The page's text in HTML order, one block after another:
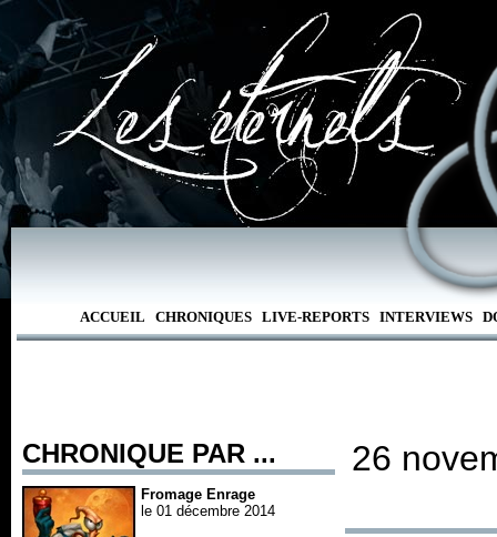
ACCUEIL CHRONIQUES LIVE-REPORTS INTERVIEWS
CHRONIQUE PAR ...
Fromage Enrage
le 01 décembre 2014
26